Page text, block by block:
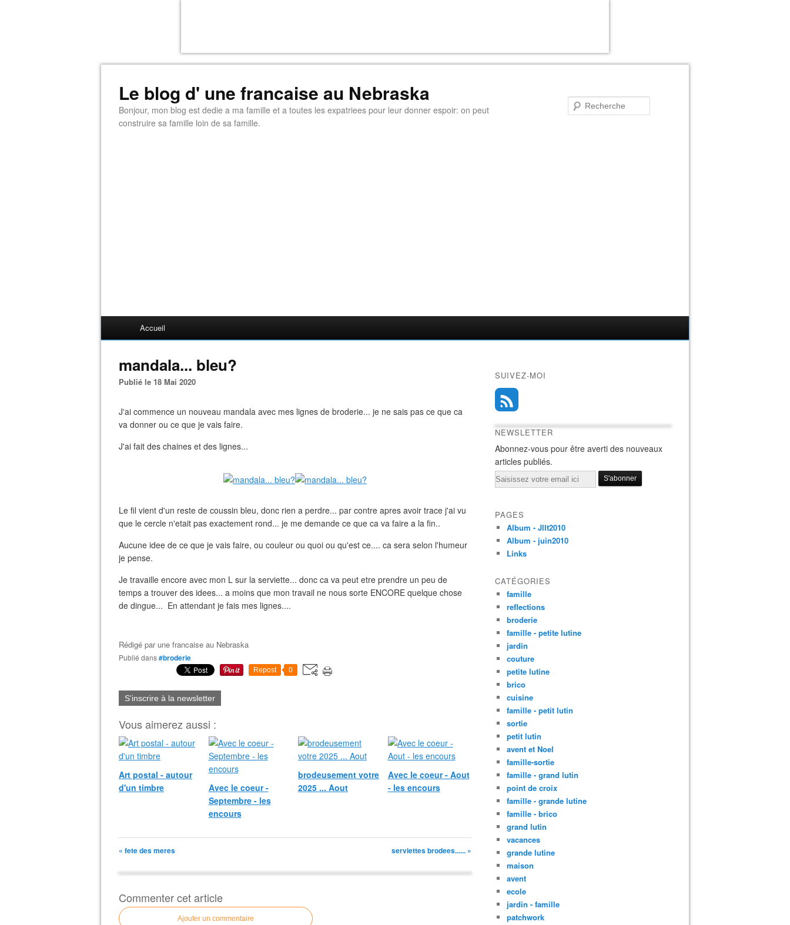
Le blog d' une francaise au Nebraska
Bonjour, mon blog est dedie a ma famille et a toutes les expatriees pour leur donner espoir: on peut
construire sa famille loin de sa famille.
Accueil
mandala... bleu?
Publié le 18 Mai 2020
J'ai commence un nouveau mandala avec mes lignes de broderie... je ne sais pas ce que ca
va donner ou ce que je vais faire.
J'ai fait des chaines et des lignes...
Le fil vient d'un reste de coussin bleu, donc rien a perdre... par contre apres avoir trace j'ai vu
que le cercle n'etait pas exactement rond... je me demande ce que ca va faire a la fin..
Aucune idee de ce que je vais faire, ou couleur ou quoi ou qu'est ce.... ca sera selon l'humeur
je pense.
Je travaille encore avec mon L sur la serviette... donc ca va peut etre prendre un peu de
temps a trouver des idees... a moins que mon travail ne nous sorte ENCORE quelque chose
de dingue... En attendant je fais mes lignes....
Rédigé parune francaise au Nebraska
Publié dans#broderie
Repost 0
S'inscrire à la newsletter
Vous aimerez aussi :
Art postal - autour
d'un timbre
Avec le coeur -
Septembre - les
encours
brodeusement votre
2025 ... Aout
Avec le coeur - Aout
- les encours
« fete des meres serviettes brodees...... »
Commenter cet article
Ajouter un commentaire
SUIVEZ-MOI
NEWSLETTER
Abonnez-vous pour être averti des nouveaux
articles publiés.
Email
PAGES
Album - Jllt2010
Album - juin2010
Links
CATÉGORIES
famille
reflections
broderie
famille - petite lutine
jardin
couture
petite lutine
brico
cuisine
famille - petit lutin
sortie
petit lutin
avent et Noel
famille-sortie
famille - grand lutin
point de croix
famille - grande lutine
famille - brico
grand lutin
vacances
grande lutine
maison
avent
ecole
jardin - famille
patchwork